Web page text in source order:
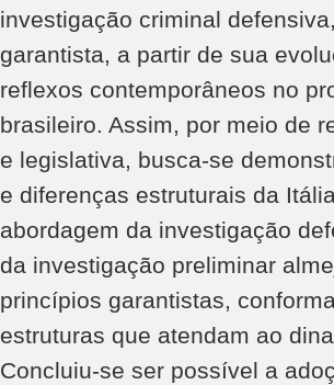
investigação criminal
garantista, a partir de sua
reflexos contemporâneos no
brasileiro. Assim, por meio de
e legislativa, busca-se
e diferenças estruturais da
abordagem da investigação
da investigação preliminar
princípios garantistas,
estruturas que atendam ao
Concluiu-se ser possível a